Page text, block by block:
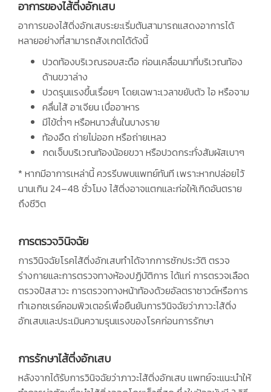
อาการของไส้ติ่งอักเสบ
อาการของไส้ติ่งอักเสบระยะเริ่มต้นสามารถแสดงอาการได้
หลายอย่างที่สามารถสังเกตได้ดังนี้
ปวดท้องบริเวณรอบสะดือ ก่อนเคลื่อนมาที่บริเวณท้อง
ด้านขวาล่าง
ปวดรุนแรงขึ้นเรื่อยๆ โดยเฉพาะเวลาขยับตัว ไอ หรือจาม
คลื่นไส้ อาเจียน เบื่ออาหาร
มีไข้ต่ำๆ หรือหนาวสั่นในบางราย
ท้องอืด ถ่ายไม่ออก หรือถ่ายเหลว
กดเจ็บบริเวณท้องน้อยขวา หรือปวดกระทั่งสัมผัสเบาๆ
* หากมีอาการเหล่านี้ ควรรีบพบแพทย์ทันที เพราะหากปล่อยไว้
นานเกิน 24–48 ชั่วโมง ไส้ติ่งอาจแตกและก่อให้เกิดอันตราย
ถึงชีวิต
การตรวจวินิจฉัย
การวินิจฉัยโรคไส้ติ่งอักเสบทำได้จากการซักประวัติ ตรวจ
ร่างกายและการตรวจทางห้องปฏิบัติการ ได้แก่ การตรวจเลือด
ตรวจปัสสาวะ การตรวจทางหน้าท้องด้วยอัลตราซาวด์หรือการ
ทำเอกซเรย์คอมพิวเตอร์เพื่อยืนยันการวินิจฉัยว่าภาวะไส้ติ่ง
อักเสบและประเมินความรุนแรงของโรคก่อนการรักษา
การรักษาไส้ติ่งอักเสบ
หลังจากได้รับการวินิจฉัยว่าภาวะไส้ติ่งอักเสบ แพทย์จะแนะนำให้